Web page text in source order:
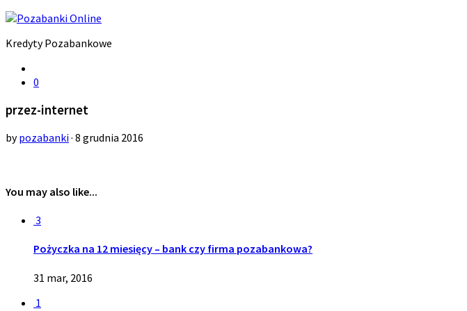
Kredyty Pozabankowe
0
przez-internet
bypozabanki· 8 grudnia 2016
You may also like...
3
Pożyczka na 12 miesięcy – bank czy firma pozabankowa?
31 mar, 2016
1